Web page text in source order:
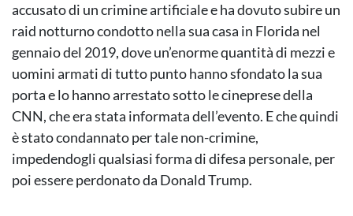
accusato di un crimine artificiale e ha dovuto subire un
raid notturno condotto nella sua casa in Florida nel
gennaio del 2019, dove un’enorme quantità di mezzi e
uomini armati di tutto punto hanno sfondato la sua
porta e lo hanno arrestato sotto le cineprese della
CNN, che era stata informata dell’evento. E che quindi
è stato condannato per tale non-crimine,
impedendogli qualsiasi forma di difesa personale, per
poi essere perdonato da Donald Trump.